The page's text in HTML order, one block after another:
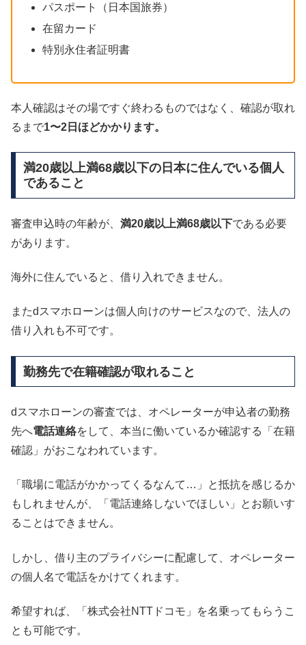
パスポート（日本国旅券）
在留カード
特別永住者証明書
本人確認はその場ですぐ終わるものではなく、確認が取れ
るまで1〜2日ほどかかります。
満20歳以上満68歳以下の日本に住んでいる個人
であること
審査申込時の年齢が、 満20歳以上満68歳以下である必要
があります。
海外に住んでいると、借り入れできません。
またdスマホローンは個人向けのサービスなので、法人の
借り入れも不可です。
勤務先で在籍確認が取れること
dスマホローンの審査では、オペレーターが申込者の勤務
先へ電話連絡をして、本当に働いているか確認する「在籍
確認」がおこなわれています。
「職場に電話がかかってくるなんて…」と抵抗を感じるか
もしれませんが、「電話連絡しないでほしい」とお願いす
ることはできません。
しかし、借り主のプライバシーに配慮して、オペレーター
の個人名で電話をかけてくれます。
希望すれば、「株式会社NTTドコモ」を名乗ってもらうこ
とも可能です。